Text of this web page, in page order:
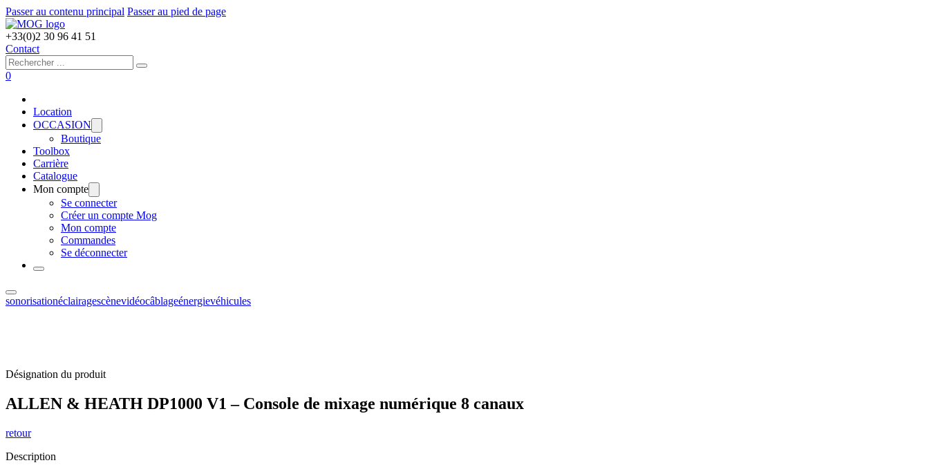
Passer au contenu principal Passer au pied de page
+33(0)2 30 96 41 51
Contact
Rechercher
0
Location
OCCASION
Boutique
Toolbox
Carrière
Catalogue
Mon compte
Se connecter
Créer un compte Mog
Mon compte
Commandes
Se déconnecter
sonorisationéclairagescènevidéocâblageénergievéhicules
Désignation du produit
ALLEN & HEATH DP1000 V1 – Console de mixage numérique 8 canaux
retour
Description